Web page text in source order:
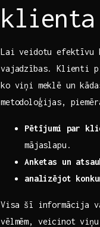
klienta
Lai ‌veidotu efektīvu
vajadzības. Klienti
ko viņi meklē un
metodoloģijas,
Pētījumi par
mājaslapu.
Anketas un
analizējot
Visa šī informācija
vēlmēm, veicinot